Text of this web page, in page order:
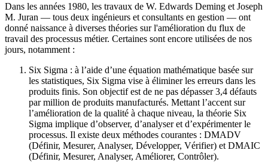
Dans les années 1980, les travaux de W. Edwards Deming et Joseph
M. Juran — tous deux ingénieurs et consultants en gestion — ont
donné naissance à diverses théories sur l'amélioration du flux de
travail des processus métier. Certaines sont encore utilisées de nos
jours, notamment :
Six Sigma : à l’aide d’une équation mathématique basée sur
les statistiques, Six Sigma vise à éliminer les erreurs dans les
produits finis. Son objectif est de ne pas dépasser 3,4 défauts
par million de produits manufacturés. Mettant l’accent sur
l’amélioration de la qualité à chaque niveau, la théorie Six
Sigma implique d’observer, d’analyser et d’expérimenter le
processus. Il existe deux méthodes courantes : DMADV
(Définir, Mesurer, Analyser, Développer, Vérifier) et DMAIC
(Définir, Mesurer, Analyser, Améliorer, Contrôler).